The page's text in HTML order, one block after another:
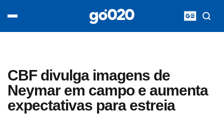
CBF divulga imagens de
Neymar em campo e aumenta
expectativas para estreia
acontece agora
entretenimento
vídeos
pod020